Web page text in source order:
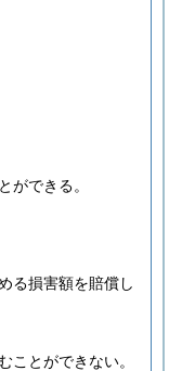
ができる。
る損害額を賠償し
とができない。